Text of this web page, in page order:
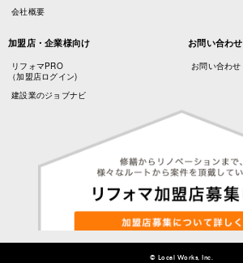
会社概要
加盟店・企業様向け
リフォマPRO
（加盟店ログイン)
建設業のジョブナビ
お問い合わせ
お問い合わせ
© Local Works, Inc.